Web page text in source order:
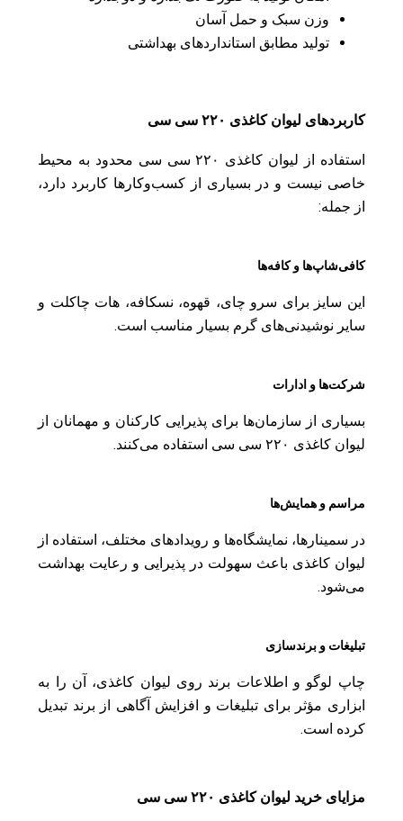
وزن سبک و حمل آسان
تولید مطابق استانداردهای بهداشتی
کاربردهای لیوان کاغذی ۲۲۰ سی سی
استفاده از لیوان کاغذی ۲۲۰ سی سی محدود به محیط
خاصی نیست و در بسیاری از کسب‌وکارها کاربرد دارد،
از جمله:
کافی‌شاپ‌ها و کافه‌ها
این سایز برای سرو چای، قهوه، نسکافه، هات چاکلت و
سایر نوشیدنی‌های گرم بسیار مناسب است.
شرکت‌ها و ادارات
بسیاری از سازمان‌ها برای پذیرایی کارکنان و مهمانان از
لیوان کاغذی ۲۲۰ سی سی استفاده می‌کنند.
مراسم و همایش‌ها
در سمینارها، نمایشگاه‌ها و رویدادهای مختلف، استفاده از
لیوان کاغذی باعث سهولت در پذیرایی و رعایت بهداشت
می‌شود.
تبلیغات و برندسازی
چاپ لوگو و اطلاعات برند روی لیوان کاغذی، آن را به
ابزاری مؤثر برای تبلیغات و افزایش آگاهی از برند تبدیل
کرده است.
مزایای خرید لیوان کاغذی ۲۲۰ سی سی